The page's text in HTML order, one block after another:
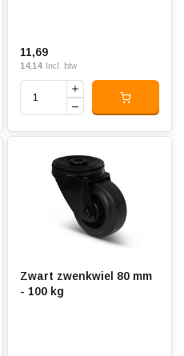
11,69
14,14 Incl. btw
Zwart zwenkwiel 80 mm
- 100 kg